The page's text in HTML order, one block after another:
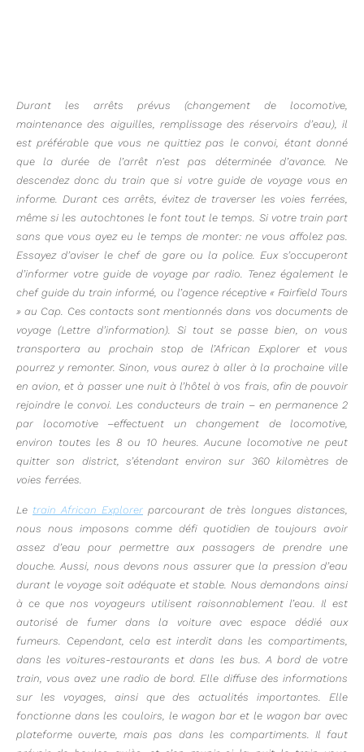
Durant les arrêts prévus (changement de locomotive,
maintenance des aiguilles, remplissage des réservoirs d’eau), il
est préférable que vous ne quittiez pas le convoi, étant donné
que la durée de l’arrêt n’est pas déterminée d’avance. Ne
descendez donc du train que si votre guide de voyage vous en
informe. Durant ces arrêts, évitez de traverser les voies ferrées,
même si les autochtones le font tout le temps. Si votre train part
sans que vous ayez eu le temps de monter: ne vous affolez pas.
Essayez d’aviser le chef de gare ou la police. Eux s’occuperont
d’informer votre guide de voyage par radio. Tenez également le
chef guide du train informé, ou l’agence réceptive « Fairfield Tours
» au Cap. Ces contacts sont mentionnés dans vos documents de
voyage (Lettre d’information). Si tout se passe bien, on vous
transportera au prochain stop de l’African Explorer et vous
pourrez y remonter. Sinon, vous aurez à aller à la prochaine ville
en avion, et à passer une nuit à l’hôtel à vos frais, afin de pouvoir
rejoindre le convoi. Les conducteurs de train – en permanence 2
par locomotive –effectuent un changement de locomotive,
environ toutes les 8 ou 10 heures. Aucune locomotive ne peut
quitter son district, s’étendant environ sur 360 kilomètres de
voies ferrées.
Le train African Explorer parcourant de très longues distances,
nous nous imposons comme défi quotidien de toujours avoir
assez d’eau pour permettre aux passagers de prendre une
douche. Aussi, nous devons nous assurer que la pression d’eau
durant le voyage soit adéquate et stable. Nous demandons ainsi
à ce que nos voyageurs utilisent raisonnablement l’eau. Il est
autorisé de fumer dans la voiture avec espace dédié aux
fumeurs. Cependant, cela est interdit dans les compartiments,
dans les voitures-restaurants et dans les bus. A bord de votre
train, vous avez une radio de bord. Elle diffuse des informations
sur les voyages, ainsi que des actualités importantes. Elle
fonctionne dans les couloirs, le wagon bar et le wagon bar avec
plateforme ouverte, mais pas dans les compartiments. Il faut